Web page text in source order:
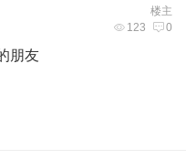
楼主
123 0
朋友